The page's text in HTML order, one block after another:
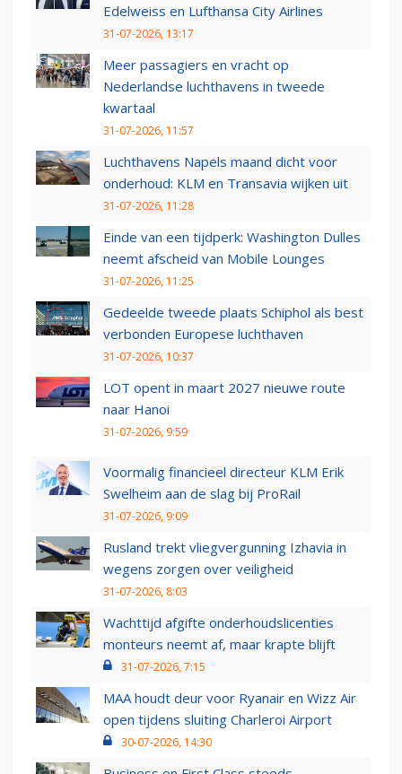
Edelweiss en Lufthansa City Airlines
31-07-2026, 13:17
Meer passagiers en vracht op
Nederlandse luchthavens in tweede
kwartaal
31-07-2026, 11:57
Luchthavens Napels maand dicht voor
onderhoud: KLM en Transavia wijken uit
31-07-2026, 11:28
Einde van een tijdperk: Washington Dulles
neemt afscheid van Mobile Lounges
31-07-2026, 11:25
Gedeelde tweede plaats Schiphol als best
verbonden Europese luchthaven
31-07-2026, 10:37
LOT opent in maart 2027 nieuwe route
naar Hanoi
31-07-2026, 9:59
Voormalig financieel directeur KLM Erik
Swelheim aan de slag bij ProRail
31-07-2026, 9:09
Rusland trekt vliegvergunning Izhavia in
wegens zorgen over veiligheid
31-07-2026, 8:03
Wachttijd afgifte onderhoudslicenties
monteurs neemt af, maar krapte blijft
31-07-2026, 7:15
MAA houdt deur voor Ryanair en Wizz Air
open tijdens sluiting Charleroi Airport
30-07-2026, 14:30